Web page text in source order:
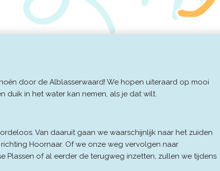
door de Alblasserwaard! We hopen uiteraard op mooi
duik in het water kan nemen, als je dat wilt.
Van daaruit gaan we waarschijnlijk naar het zuiden
Hoornaar. Of we onze weg vervolgen naar
Plassen of al eerder de terugweg inzetten, zullen we tijdens